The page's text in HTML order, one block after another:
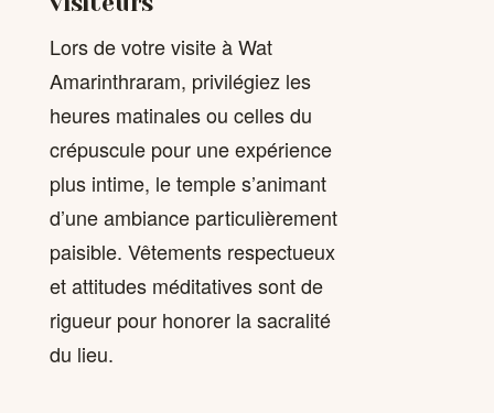
Lors de votre visite à Wat
Amarinthraram, privilégiez les
heures matinales ou celles du
crépuscule pour une expérience
plus intime, le temple s’animant
d’une ambiance particulièrement
paisible. Vêtements respectueux
et attitudes méditatives sont de
rigueur pour honorer la sacralité
du lieu.